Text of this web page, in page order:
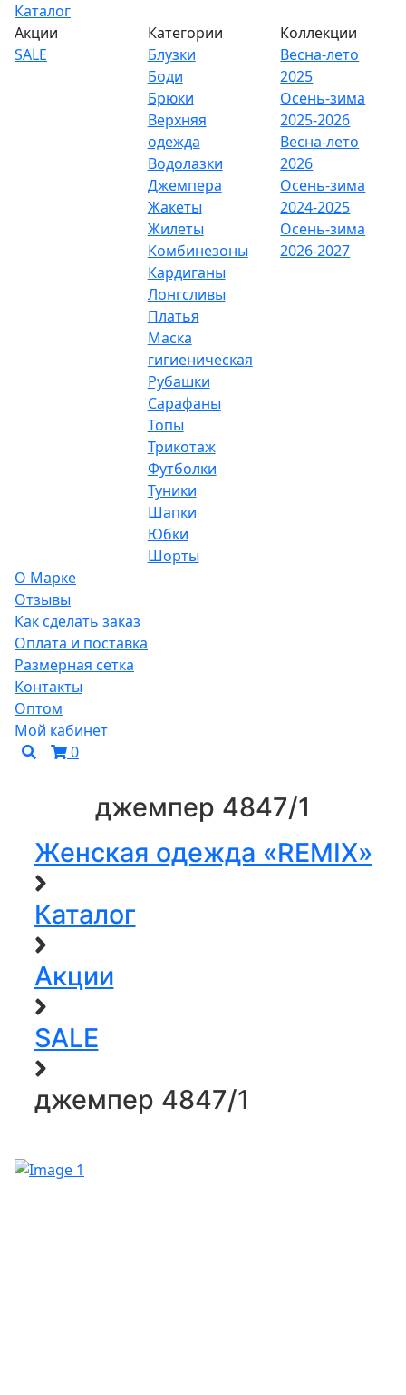
Каталог
Акции
SALE
Категории
Блузки
Боди
Брюки
Верхняя
одежда
Водолазки
Джемпера
Жакеты
Жилеты
Комбинезоны
Кардиганы
Лонгсливы
Платья
Маска
гигиеническая
Рубашки
Сарафаны
Топы
Трикотаж
Футболки
Туники
Шапки
Юбки
Шорты
Коллекции
Весна-лето
2025
Осень-зима
2025-2026
Весна-лето
2026
Осень-зима
2024-2025
Осень-зима
2026-2027
О Марке
Отзывы
Как сделать заказ
Оплата и поставка
Размерная сетка
Контакты
Оптом
Мой кабинет
0
джемпер 4847/1
Женская одежда «REMIX»
Каталог
Акции
SALE
джемпер 4847/1